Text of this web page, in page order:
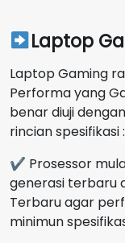
Laptop
Laptop Gaming
Performa yang
benar diuji
rincian spesifikasi :
✔ Prosessor
generasi terbaru
Terbaru agar
minimun